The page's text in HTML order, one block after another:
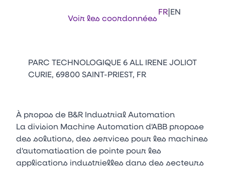
FR|EN
Voir les coordonnées
PARC TECHNOLOGIQUE 6 ALL IRENE JOLIOT
CURIE, 69800 SAINT-PRIEST, FR
À propos de B&R Industrial Automation
La division Machine Automation d'ABB propose
des solutions, des services pour les machines
d'automatisation de pointe pour les
applications industrielles dans des secteurs